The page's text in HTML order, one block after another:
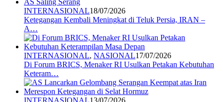
INTERNASIONAL18/07/2026
Ketegangan Kembali Meningkat di Teluk Persia, IRAN –
A…
INTERNASIONAL, NASIONAL17/07/2026
Di Forum BRICS, Menaker RI Usulkan Petakan Kebutuhan
Keteram…
INTERNASIONAL13/07/2026